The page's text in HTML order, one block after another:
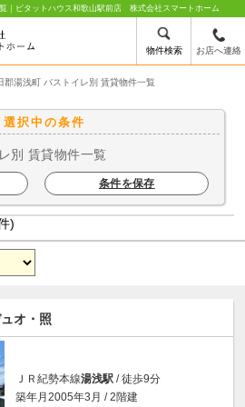
｜ピタットハウス和歌山駅前店 株式会社スマートホーム
物件検索 お店へ連絡
郡湯浅町 バストイレ別 賃貸物件一覧
選択中の条件
別 賃貸物件一覧
条件を保存
)
オ・照
ＪＲ紀勢本線湯浅駅 / 徒歩9分
築年月2005年3月 / 2階建